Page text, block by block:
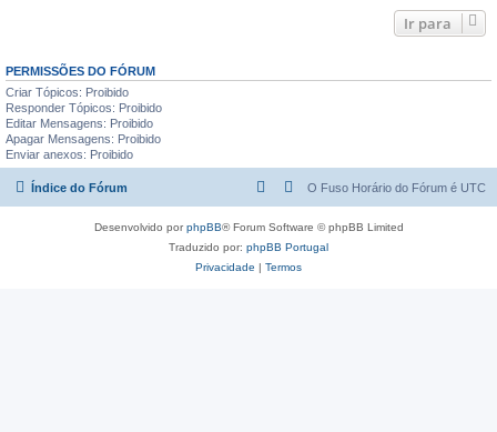
Ir para
PERMISSÕES DO FÓRUM
Criar Tópicos: Proibido
Responder Tópicos: Proibido
Editar Mensagens: Proibido
Apagar Mensagens: Proibido
Enviar anexos: Proibido
Índice do Fórum O Fuso Horário do Fórum é UTC
Desenvolvido porphpBB® Forum Software © phpBB Limited
Traduzido por: phpBB Portugal
Privacidade | Termos